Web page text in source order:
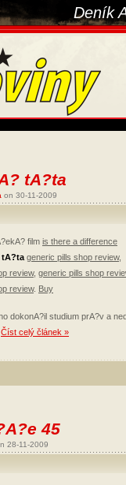
Deník
tA?ta
on 30-11-2009
film is there a difference
tA?ta generic pills shop review,
review, generic pills shop
review. Buy
dokonA?il studium prA?v a
Číst celý článek »
45
28-11-2009